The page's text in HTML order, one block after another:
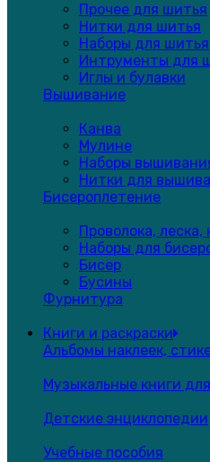
Прочее для шитья
Нитки для шитья
Наборы для шитья
Интрументы для
Иглы и булавки
Вышивание
Канва
Мулине
Наборы
Нитки для
Бисероплетение
Проволока,
Наборы для
Бисер
Бусины
Фурнитура
Книги и раскраски
Альбомы наклеек,
Музыкальные книги
Детские энциклопедии
Учебные пособия